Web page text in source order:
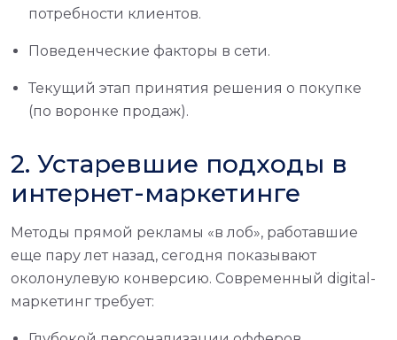
потребности клиентов.
Поведенческие факторы в сети.
Текущий этап принятия решения о покупке
(по воронке продаж).
2. Устаревшие подходы в
интернет-маркетинге
Методы прямой рекламы «в лоб», работавшие
еще пару лет назад, сегодня показывают
околонулевую конверсию. Современный digital-
маркетинг требует: